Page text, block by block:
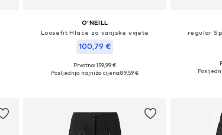
O'NEILL
Loosefit Hlače za vanjske uvjete
100,79 €
Dostupne veličine: XS, S, M, L, XL
Prvotno: 159,99 €
Posljednja najniža cijena:89,59 €
regular